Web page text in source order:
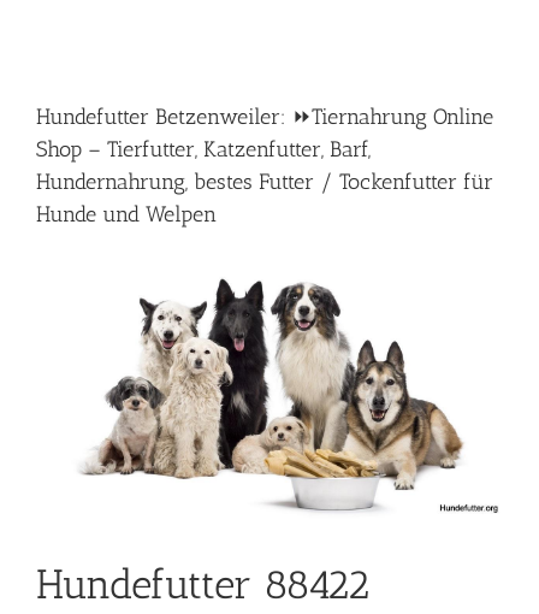
Hundefutter Betzenweiler: ⏩Tiernahrung Online
Shop – Tierfutter, Katzenfutter, Barf,
Hundernahrung, bestes Futter / Tockenfutter für
Hunde und Welpen
Hundefutter 88422